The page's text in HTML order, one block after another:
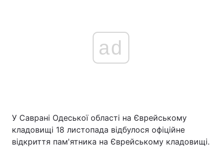
ad
У Саврані Одеської області на Єврейському
кладовищі 18 листопада відбулося офіційне
відкриття пам'ятника на Єврейському кладовищі.